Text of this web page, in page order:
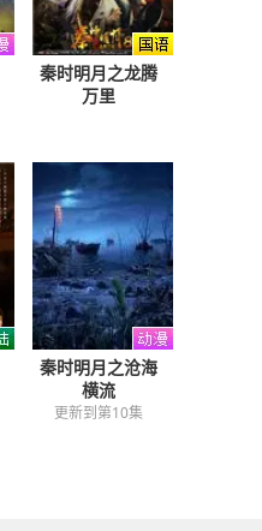
秦时明月之龙腾
万里
秦时明月之沧海
横流
更新到第10集